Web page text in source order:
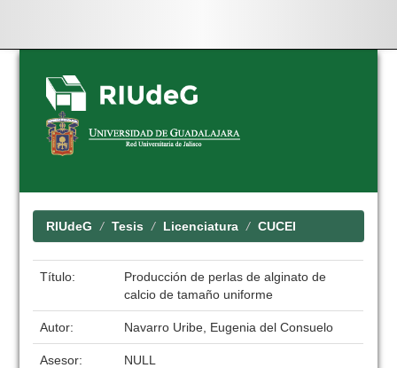
Skip
navigation
RIUdeG Tesis Licenciatura CUCEI
Título:
Producción de perlas de alginato de
calcio de tamaño uniforme
Autor: Navarro Uribe, Eugenia del Consuelo
Asesor: NULL